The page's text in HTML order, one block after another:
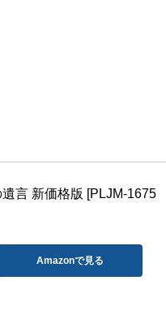
言 新価格版 [PLJM-1675
Amazonで見る